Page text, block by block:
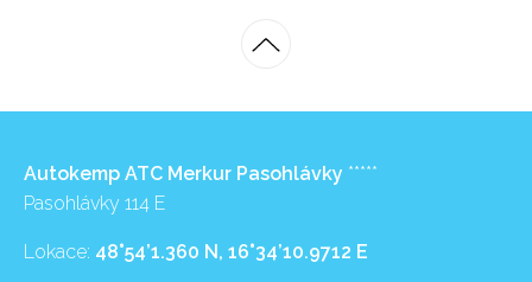
Autokemp ATC Merkur Pasohlávky *****
Pasohlávky 114 E
Lokace: 48°54’1.360 N, 16°34’10.9712 E